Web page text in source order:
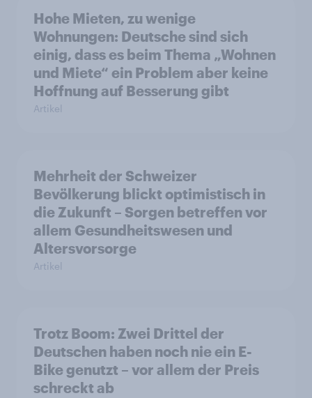
Hohe Mieten, zu wenige
Wohnungen: Deutsche sind sich
einig, dass es beim Thema „Wohnen
und Miete“ ein Problem aber keine
Hoffnung auf Besserung gibt
Artikel
Mehrheit der Schweizer
Bevölkerung blickt optimistisch in
die Zukunft – Sorgen betreffen vor
allem Gesundheitswesen und
Altersvorsorge
Artikel
Trotz Boom: Zwei Drittel der
Deutschen haben noch nie ein E-
Bike genutzt – vor allem der Preis
schreckt ab